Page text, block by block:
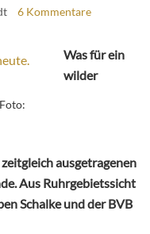
6 Kommentare
Was für ein
wilder
ausgetragenen
Aus Ruhrgebietssicht
Schalke und der BVB